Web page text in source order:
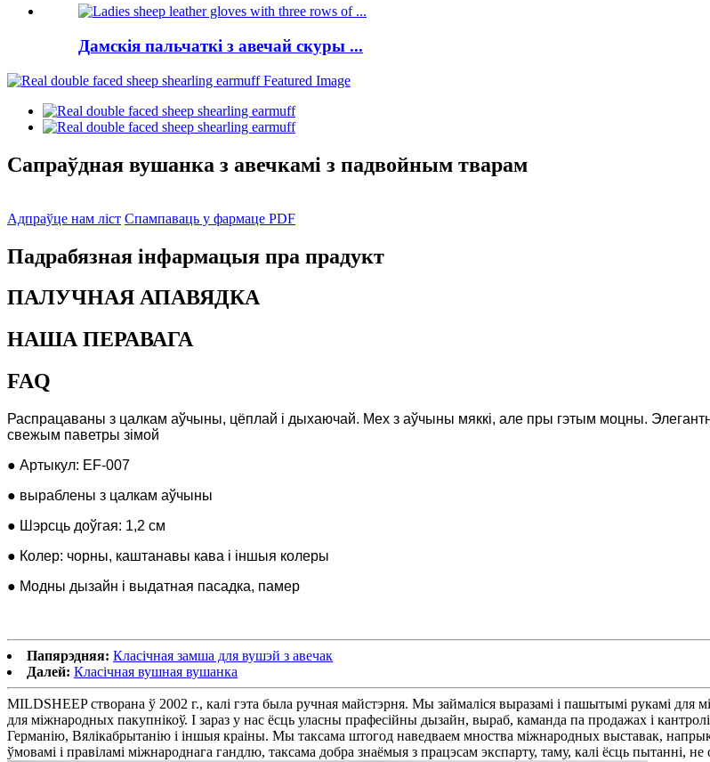
Дамскія пальчаткі з авечай скуры ...
Сапраўдная вушанка з авечкамі з падвойным тварам
Адпраўце нам ліст Спампаваць у фармаце PDF
Падрабязная інфармацыя пра прадукт
ПАЛУЧНАЯ АПАВЯДКА
НАША ПЕРАВАГА
FAQ
Распрацаваны з цалкам аўчыны, цёплай і дыхаючай. Мех з аўчыны мяккі, але пры гэтым моцны.
свежым паветры зімой
● Артыкул: EF-007
● выраблены з цалкам аўчыны
● Шэрсць доўгая: 1,2 см
● Колер: чорны, каштанавы кава і іншыя колеры
● Модны дызайн і выдатная пасадка, памер
Папярэдняя: Класічная замша для вушэй з авечак
Далей: Класічная вушная вушанка
MILDSHEEP створана ў 2002 г., калі гэта была ручная майстэрня. Мы займаліся выразамі і пашытымі рукамі для
для міжнародных пакупнікоў. І зараз у нас ёсць уласны прафесійны дызайн, выраб, каманда па продажах і
Германію, Вялікабрытанію і іншыя краіны. Мы таксама штогод наведваем мноства міжнародных выставак,
ўмовамі і правіламі міжнароднага гандлю, таксама добра знаёмыя з працэсам экспарту, таму, калі ёсць пытанні,